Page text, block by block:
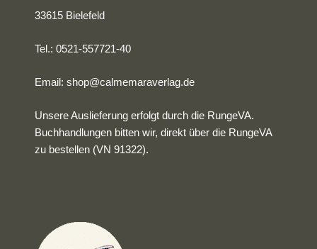
33615 Bielefeld
Tel.: 0521-557721-40
Email:shop@calmemaraverlag.de
Unsere Auslieferung erfolgt durch die RungeVA.
Buchhandlungen bitten wir, direkt über die RungeVA
zu bestellen (VN 91322).